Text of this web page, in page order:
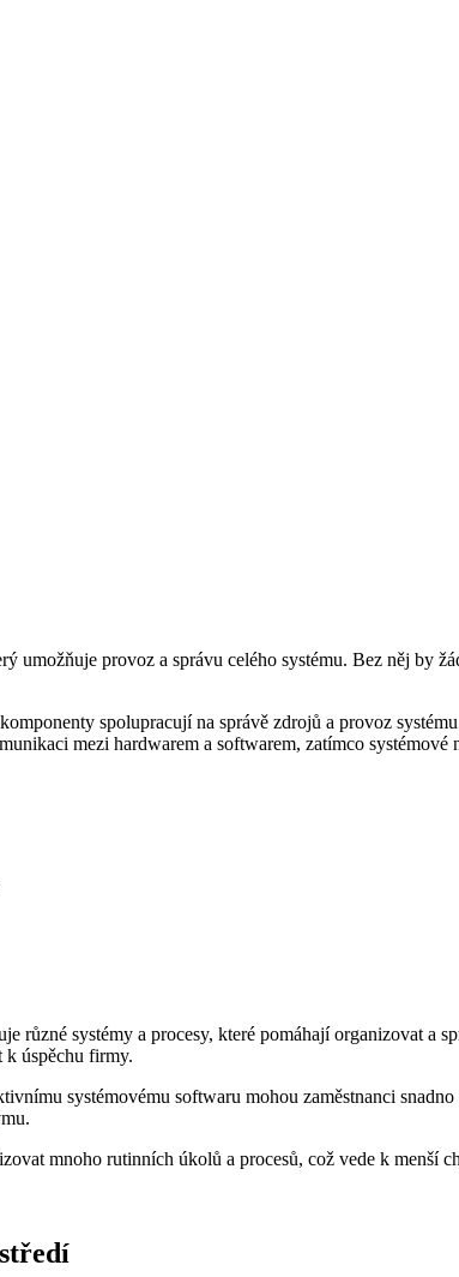
provoz a správu celého systému. Bez něj by
spolupracují na správě zdrojů a provoz
mezi hardwarem a softwarem, zatímco
systémy a procesy, které pomáhají organizovat a
k úspěchu firmy.
systémovému softwaru mohou zaměstnanci
mnoho rutinních úkolů a procesů, což vede k menší